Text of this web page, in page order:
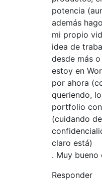
potencia
además
mi propio
idea de
desde más
estoy en
por ahora
queriendo,
portfolio
(cuidando
claro está)
. Muy bueno
Responder